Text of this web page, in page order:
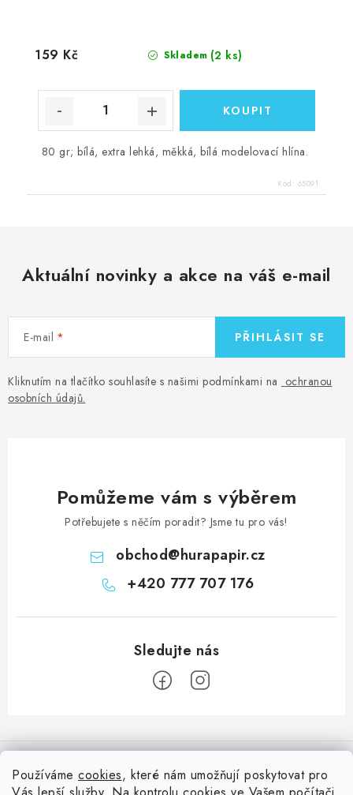
Používáme cookies, které nám umožňují poskytovat pro
Skladem (2 ks)
159 Kč
80 gr; bílá, extra lehká, měkká, bílá modelovací hlína.
Kód: 65091
Aktuální novinky a akce na váš e-mail
E-mail
Kliknutím na tlačítko souhlasíte s našimi podmínkami na ochranou
osobních údajů.
PŘIHLÁSIT SE
Pomůžeme vám s výběrem
Potřebujete s něčím poradit? Jsme tu pro vás!
obchod@hurapapir.cz
+420 777 707 176
á